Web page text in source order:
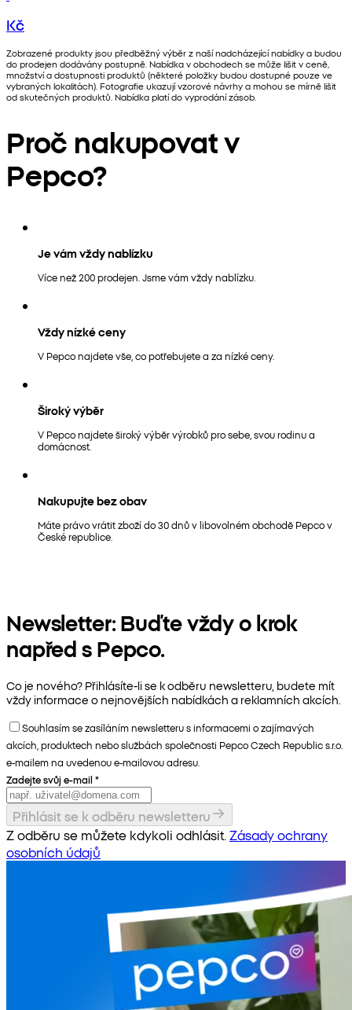
Kč
Zobrazené produkty jsou předběžný výběr z naší nadcházející nabídky a budou
do prodejen dodávány postupně. Nabídka v obchodech se může lišit v ceně,
množství a dostupnosti produktů (některé položky budou dostupné pouze ve
vybraných lokalitách). Fotografie ukazují vzorové návrhy a mohou se mírně lišit
od skutečných produktů. Nabídka platí do vyprodání zásob.
Proč nakupovat v
Pepco?
Je vám vždy nablízku
Více než 200 prodejen. Jsme vám vždy nablízku.
Vždy nízké ceny
V Pepco najdete vše, co potřebujete a za nízké ceny.
Široký výběr
V Pepco najdete široký výběr výrobků pro sebe, svou rodinu a
domácnost.
Nakupujte bez obav
Máte právo vrátit zboží do 30 dnů v libovolném obchodě Pepco v
České republice.
Newsletter: Buďte vždy o krok
napřed s Pepco.
Co je nového? Přihlásíte-li se k odběru newsletteru, budete mít
vždy informace o nejnovějších nabídkách a reklamních akcích.
Souhlasím se zasíláním newsletteru s informacemi o zajímavých
akcích, produktech nebo službách společnosti Pepco Czech Republic s.r.o.
e-mailem na uvedenou e-mailovou adresu.
Zadejte svůj e-mail *
Přihlásit se k odběru newsletteru
Z odběru se můžete kdykoli odhlásit. Zásady ochrany
osobních údajů